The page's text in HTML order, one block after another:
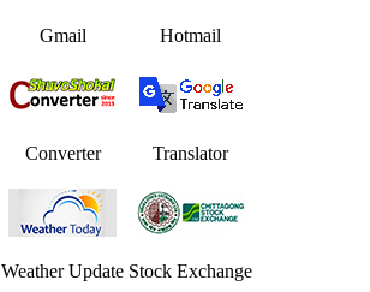
Gmail Hotmail
Converter Translator
Weather Update Stock Exchange